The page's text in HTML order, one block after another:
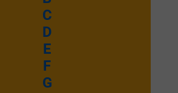
C
D
E
F
G
Emmanuel Septembre 2025
Ecouter et télécharger